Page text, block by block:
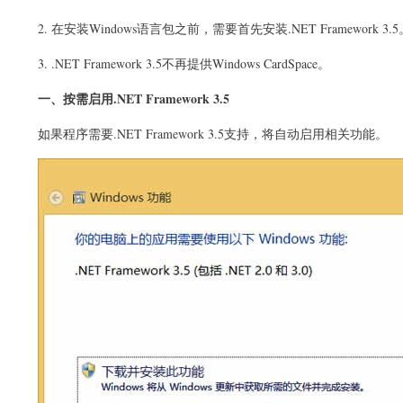
2. 在安装Windows语言包之前，需要首先安装.NET Framework 3.5
3. .NET Framework 3.5不再提供Windows CardSpace。
一、按需启用.NET Framework 3.5
如果程序需要.NET Framework 3.5支持，将自动启用相关功能。